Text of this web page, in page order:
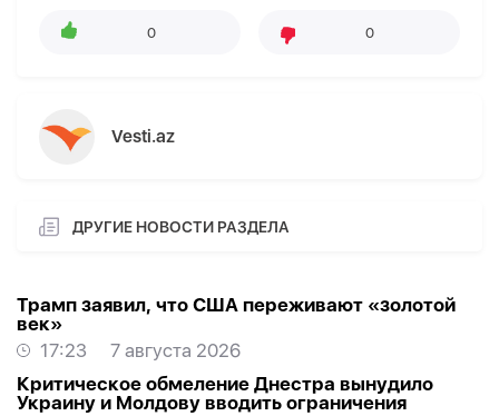
0 0
Vesti.az
ДРУГИЕ НОВОСТИ РАЗДЕЛА
Трамп заявил, что США переживают «золотой
век»
17:23
7 августа 2026
Критическое обмеление Днестра вынудило
Украину и Молдову вводить ограничения